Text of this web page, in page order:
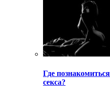
Где
секса?